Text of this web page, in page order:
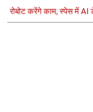
रोबोट करेंगे काम; स्पेस में AI